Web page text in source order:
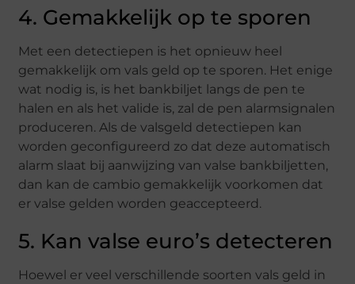
4. Gemakkelijk op te sporen
Met een detectiepen is het opnieuw heel
gemakkelijk om vals geld op te sporen. Het enige
wat nodig is, is het bankbiljet langs de pen te
halen en als het valide is, zal de pen alarmsignalen
produceren. Als de valsgeld detectiepen kan
worden geconfigureerd zo dat deze automatisch
alarm slaat bij aanwijzing van valse bankbiljetten,
dan kan de cambio gemakkelijk voorkomen dat
er valse gelden worden geaccepteerd.
5. Kan valse euro’s detecteren
Hoewel er veel verschillende soorten vals geld in